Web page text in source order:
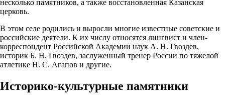
несколько памятников, а также восстановленная Казанская
церковь.
В этом селе родились и выросли многие известные советские и
российские деятели. К их числу относятся лингвист и член-
корреспондент Российской Академии наук А. Н. Гвоздев,
историк Б. Н. Гвоздев, заслуженный тренер России по тяжелой
атлетике Н. С. Агапов и другие.
Историко-культурные памятники